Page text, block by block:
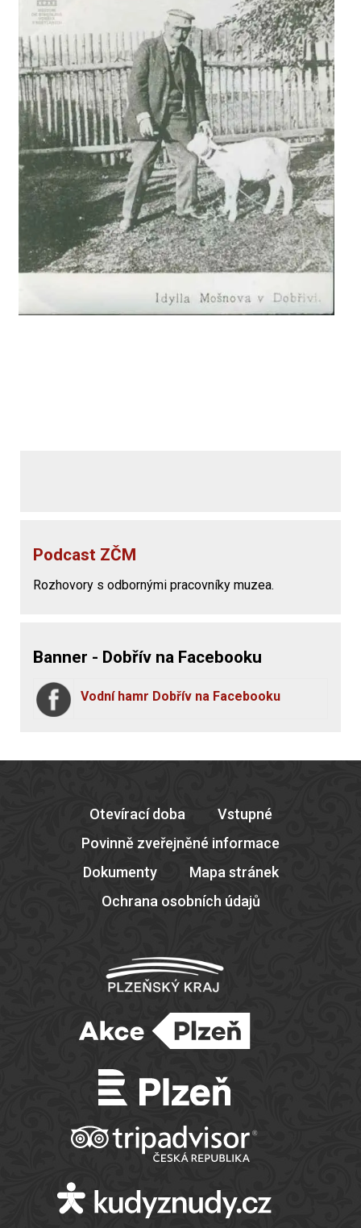
Podcast ZČM
Rozhovory s odbornými pracovníky muzea.
Banner - Dobřív na Facebooku
Vodní hamr Dobřív na Facebooku
Otevírací doba
Vstupné
Povinně zveřejněné informace
Dokumenty
Mapa stránek
Ochrana osobních údajů